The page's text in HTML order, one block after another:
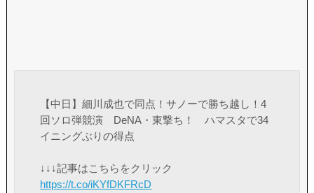
【中日】細川成也で同点！サノーで勝ち越し！4
回ソロ弾競演 DeNA・東撃ち！ ハマスタで34
イニングぶりの得点
↓↓↓記事はこちらをクリック
https://t.co/iKYfDKFRcD